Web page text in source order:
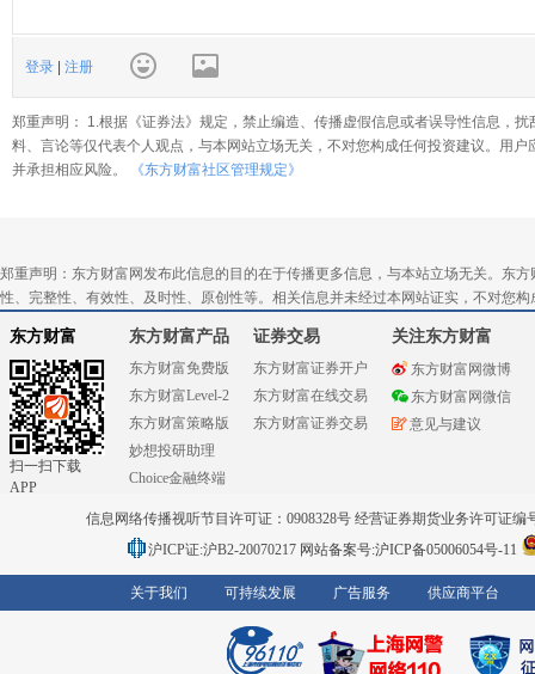
登录 | 注册
郑重声明： 1.根据《证券法》规定，禁止编造、传播虚假信息或者误导性信息，
料、言论等仅代表个人观点，与本网站立场无关，不对您构成任何投资建议。用
并承担相应风险。
《东方财富社区管理规定》
郑重声明：东方财富网发布此信息的目的在于传播更多信息，与本站立场无关。东
性、完整性、有效性、及时性、原创性等。相关信息并未经过本网站证实，不对您
东方财富
扫一扫下载
APP
东方财富产品
东方财富免费版
东方财富Level-2
东方财富策略版
妙想投研助理
Choice金融终端
证券交易
东方财富证券开户
东方财富在线交易
东方财富证券交易
关注东方财富
东方财富网微博
东方财富网微信
意见与建议
信息网络传播视听节目许可证：0908328号 经营证券期货业务许可证编
沪ICP证:沪B2-20070217 网站备案号:沪ICP备05006054号-11
关于我们 可持续发展 广告服务 供应商平台